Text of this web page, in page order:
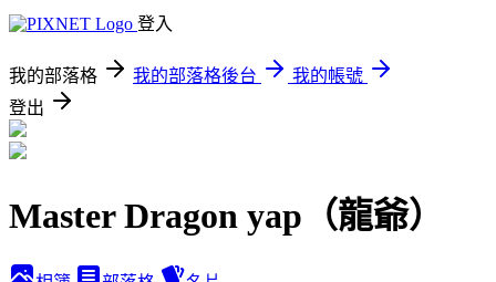
登入
我的部落格 我的部落格後台
我的帳號
登出
Master Dragon yap（龍爺）